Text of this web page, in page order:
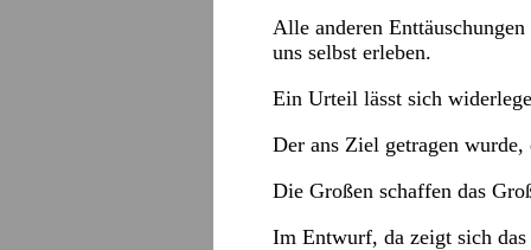
Alle anderen
uns selbst erleben.
Ein Urteil lässt sich
Der ans Ziel getragen
Die Großen schaffen das
Im Entwurf, da zeigt sich